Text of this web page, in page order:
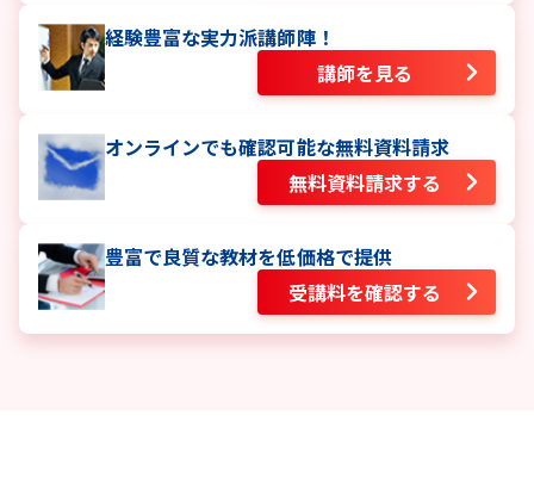
経験豊富な実力派講師陣！
講師を見る
オンラインでも確認可能な無料資料請求
無料資料請求する
豊富で良質な教材を低価格で提供
受講料を確認する